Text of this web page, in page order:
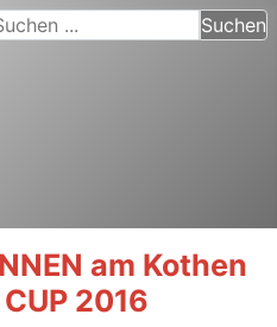
... Suchen
am Kothen
CUP 2016